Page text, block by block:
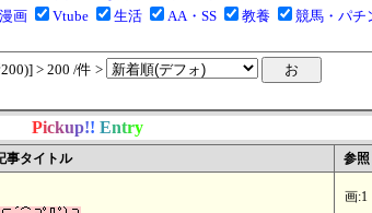
画 Vtube 生活 AA・SS 教養 競馬・パチ
> 200 /件 >
Pickup!! Entry
事タイトル 参照
画:1